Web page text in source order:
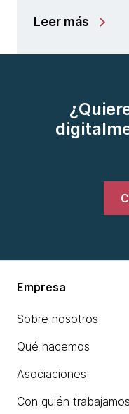
Leer más
Empresa
Sobre nosotros
Qué hacemos
Asociaciones
Con quién trabajamos